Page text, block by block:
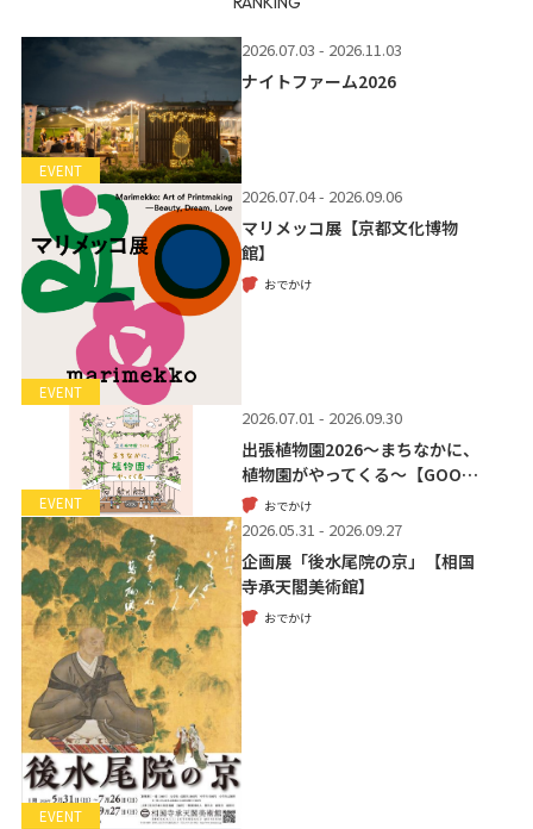
EVENT
2026.07.03 - 2026.11.03
ナイトファーム2026
EVENT
2026.07.04 - 2026.09.06
マリメッコ展【京都文化博物
館】
おでかけ
EVENT
2026.07.01 - 2026.09.30
出張植物園2026～まちなかに、
植物園がやってくる～【GOO…
おでかけ
EVENT
2026.05.31 - 2026.09.27
企画展「後水尾院の京」【相国
寺承天閣美術館】
おでかけ